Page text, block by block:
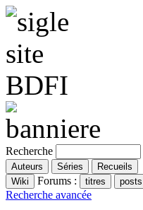
Recherche
Forums :
Recherche avancée